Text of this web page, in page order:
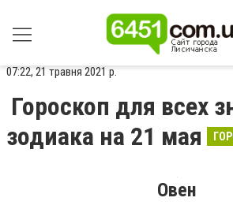
07:22, 21 травня 2021 р.
Гороскоп для всех
зодиака на 21 мая
Овен